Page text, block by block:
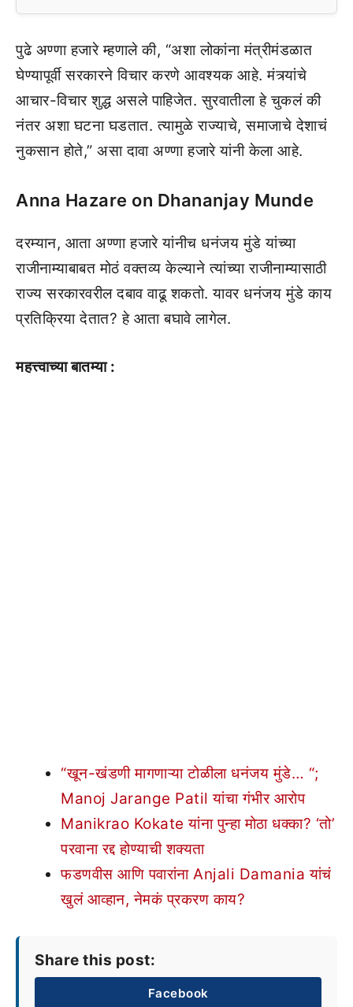
पुढे अण्णा हजारे म्हणाले की, “अशा लोकांना मंत्रीमंडळात
घेण्यापूर्वी सरकारने विचार करणे आवश्यक आहे. मंत्र्यांचे
आचार-विचार शुद्ध असले पाहिजेत. सुरवातीला हे चुकलं की
नंतर अशा घटना घडतात. त्यामुळे राज्याचे, समाजाचे देशाचं
नुकसान होते,” असा दावा अण्णा हजारे यांनी केला आहे.
Anna Hazare on Dhananjay Munde
दरम्यान, आता अण्णा हजारे यांनीच धनंजय मुंडे यांच्या
राजीनाम्याबाबत मोठं वक्तव्य केल्याने त्यांच्या राजीनाम्यासाठी
राज्य सरकारवरील दबाव वाढू शकतो. यावर धनंजय मुंडे काय
प्रतिक्रिया देतात? हे आता बघावे लागेल.
महत्त्वाच्या बातम्या :
“खून-खंडणी मागणाऱ्या टोळीला धनंजय मुंडे… “;
Manoj Jarange Patil यांचा गंभीर आरोप
Manikrao Kokate यांना पुन्हा मोठा धक्का? ‘तो’
परवाना रद्द होण्याची शक्यता
फडणवीस आणि पवारांना Anjali Damania यांचं
खुलं आव्हान, नेमकं प्रकरण काय?
Share this post:
Facebook